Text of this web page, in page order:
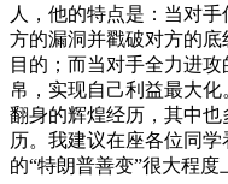
人，他的特点是：当对
方的漏洞并戳破对方的
目的；而当对手全力进
帛，实现自己利益最大
翻身的辉煌经历，其中
历。我建议在座各位同
的“特朗普善变”很大程度